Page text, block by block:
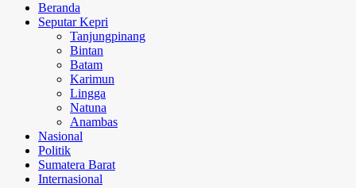
Beranda
Seputar Kepri
Tanjungpinang
Bintan
Batam
Karimun
Lingga
Natuna
Anambas
Nasional
Politik
Sumatera Barat
Internasional